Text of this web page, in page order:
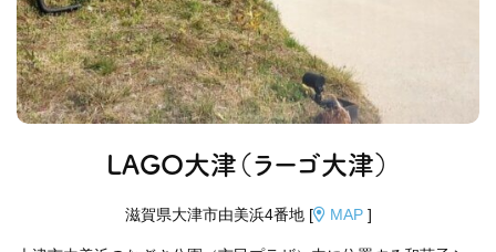
LAGO大津（ラーゴ大津）
滋賀県大津市由美浜4番地 [ MAP]